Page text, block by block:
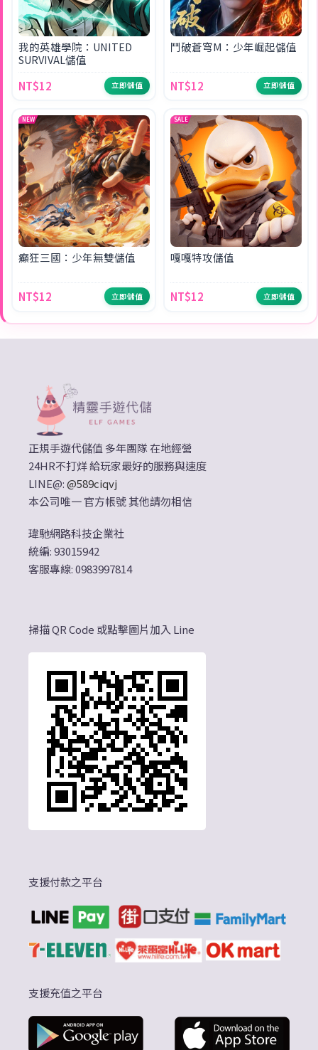
我的英雄學院：UNITED
SURVIVAL儲值
NT$12
立即儲值
鬥破蒼穹M：少年崛起儲值
NT$12 立即儲值
NEW
癲狂三國：少年無雙儲值
NT$12 立即儲值
SALE
嘎嘎特攻儲值
NT$12 立即儲值
正規手遊代儲值 多年團隊 在地經營
24HR不打烊 給玩家最好的服務與速度
LINE@:@589ciqvj
本公司唯一 官方帳號 其他請勿相信
瑋馳網路科技企業社
統編: 93015942
客服專線: 0983997814
掃描 QR Code 或點擊圖片加入 Line
支援付款之平台
支援充值之平台